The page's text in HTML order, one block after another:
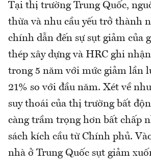
Tại thị trường Trung Quốc,
thừa và nhu cầu yếu trở thành
chính dẫn đến sự sụt giảm của
thép xây dựng và HRC ghi
trong 5 năm với mức giảm lần
21% so với đầu năm. Xét về
suy thoái của thị trường bất
càng trầm trọng hơn bất chấp
sách kích cầu từ Chính phủ.
nhà ở Trung Quốc sụt giảm